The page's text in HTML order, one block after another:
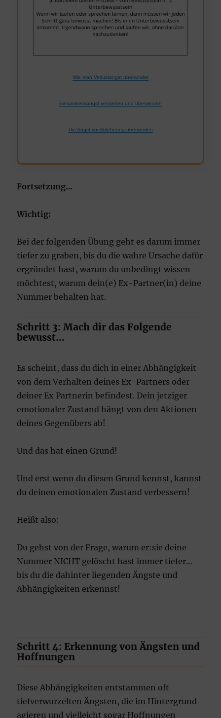
Wie man Verlustangst überwindet
Einsamkeitsangst verstehen und überwinden
Die Angst vor Ablehnung überwinden
Fortsetzung…
Wichtig:
Bei der folgenden Übung geht es darum immer
tiefer zu graben, bis du die wahre Ursache dafür
ergründet hast, warum du unbedingt wissen
möchtest, warum dein(e) Ex-Partner(in) deine
Nummer behalten hat.
Schritt 3: Mach dir das Folgende
bewusst…
Es scheint, dass du dich in einer Abhängigkeit
von dem Verhalten deines Ex-Partners oder
deiner Ex Partnerin befindest. Dein jetziger
emotionaler Zustand hängt von den Aktionen
deines Gegenübers ab!
Und das hat einen Grund!
Und erst wenn du diesen Grund kennst, kannst
du deinen emotionalen Zustand verbessern!
Heißt also:
Du gehst von der Frage, warum er:sie deine
Nummer NICHT gelöscht hast immer tiefer…
bis du die dahinter liegenden Ängste und
Abhängigkeiten erkennst!
Schritt 4: Erkennung von Ängsten und
Hoffnungen
Diese Abhängigkeiten entstammen oft
tiefverwurzelten Ängsten, die im Hintergrund
agieren und vielleicht sogar Hoffnungen